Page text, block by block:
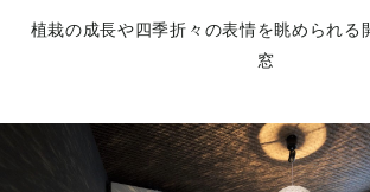
植栽の成長や四季折々の表情を眺められる
窓